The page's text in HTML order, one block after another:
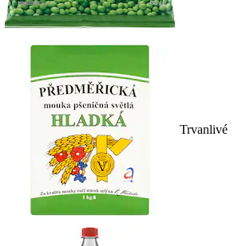
Trvanlivé